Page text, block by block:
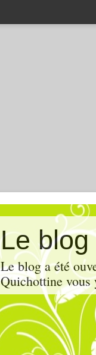
Le
Le blog a été
Quichottine vous